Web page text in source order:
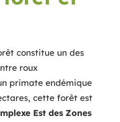
constitue un des
roux
primate endémique
cette forêt est
Est des Zones